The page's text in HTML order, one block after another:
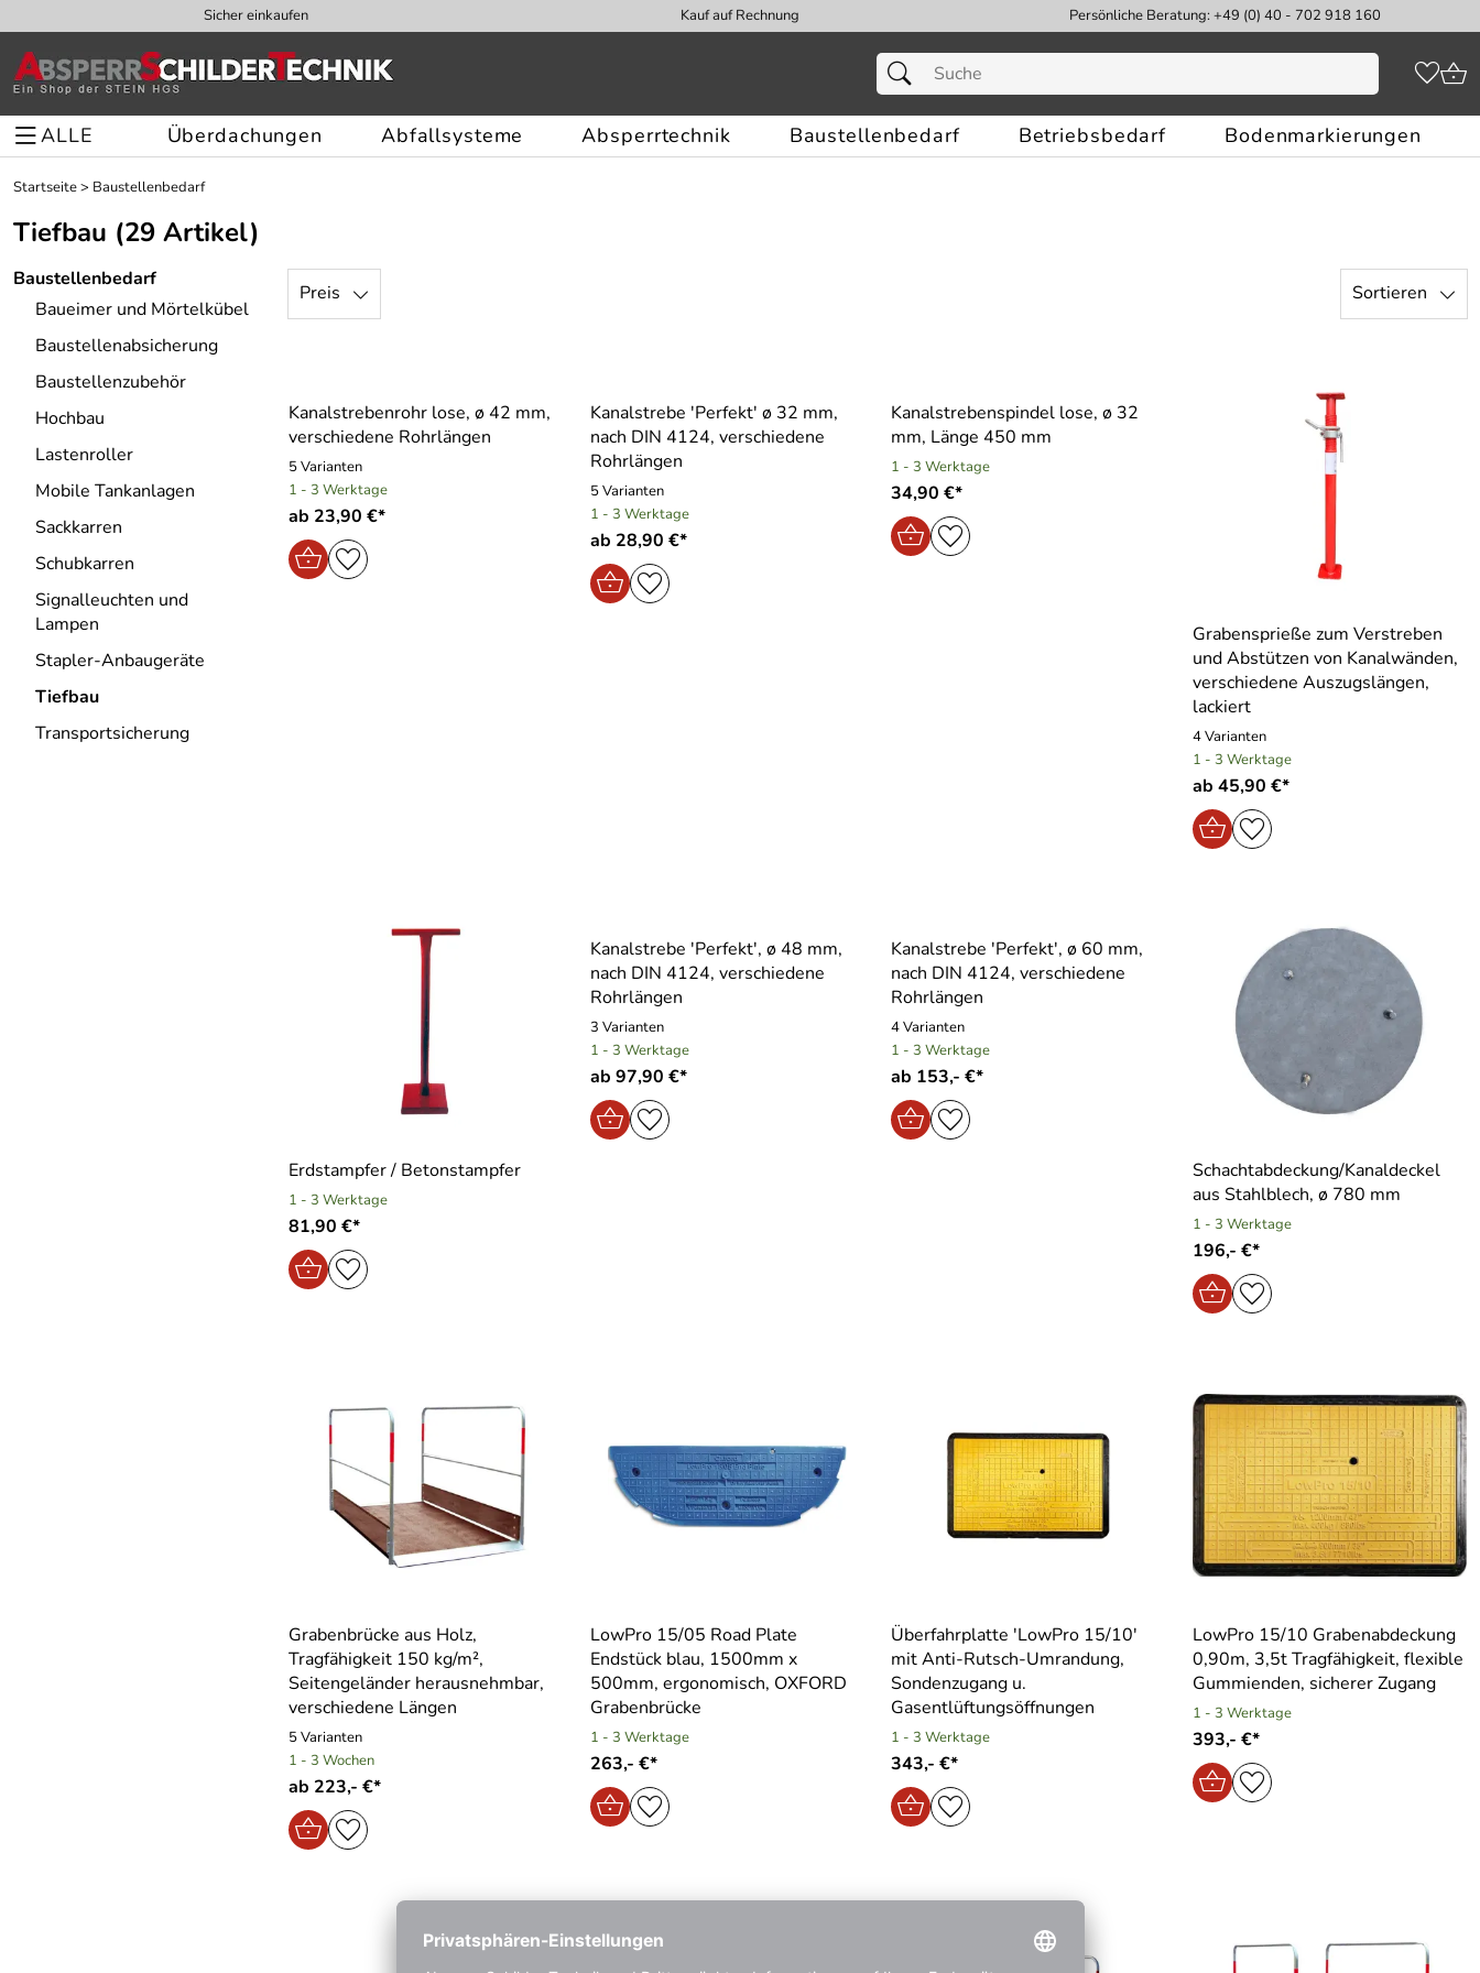
Sicher einkaufen Kauf auf Rechnung Persönliche Beratung: +49 (0) 40 - 702 918 160
ALLE Überdachungen Abfallsysteme Absperrtechnik Baustellenbedarf Betriebsbedarf Bodenmarkierungen
Startseite> Baustellenbedarf
Tiefbau (29 Artikel)
Baustellenbedarf
Baueimer und Mörtelkübel
Baustellenabsicherung
Baustellenzubehör
Hochbau
Lastenroller
Mobile Tankanlagen
Sackkarren
Schubkarren
Signalleuchten und
Lampen
Stapler-Anbaugeräte
Tiefbau
Transportsicherung
Preis Sortieren
Kanalstrebenrohr lose, ø 42 mm,
verschiedene Rohrlängen
5 Varianten
1 - 3 Werktage
ab 23,90 €*
Kanalstrebe ′Perfekt′ ø 32 mm,
nach DIN 4124, verschiedene
Rohrlängen
5 Varianten
1 - 3 Werktage
ab 28,90 €*
Kanalstrebenspindel lose, ø 32
mm, Länge 450 mm
1 - 3 Werktage
34,90 €*
Grabensprieße zum Verstreben
und Abstützen von Kanalwänden,
verschiedene Auszugslängen,
lackiert
4 Varianten
1 - 3 Werktage
ab 45,90 €*
Erdstampfer / Betonstampfer
1 - 3 Werktage
81,90 €*
Kanalstrebe ′Perfekt′, ø 48 mm,
nach DIN 4124, verschiedene
Rohrlängen
3 Varianten
1 - 3 Werktage
ab 97,90 €*
Kanalstrebe ′Perfekt′, ø 60 mm,
nach DIN 4124, verschiedene
Rohrlängen
4 Varianten
1 - 3 Werktage
ab 153,- €*
Schachtabdeckung/Kanaldeckel
aus Stahlblech, ø 780 mm
1 - 3 Werktage
196,- €*
Grabenbrücke aus Holz,
Tragfähigkeit 150 kg/m²,
Seitengeländer herausnehmbar,
verschiedene Längen
5 Varianten
1 - 3 Wochen
ab 223,- €*
LowPro 15/05 Road Plate
Endstück blau, 1500mm x
500mm, ergonomisch, OXFORD
Grabenbrücke
1 - 3 Werktage
263,- €*
Überfahrplatte ′LowPro 15/10′
mit Anti-Rutsch-Umrandung,
Sondenzugang u.
Gasentlüftungsöffnungen
1 - 3 Werktage
343,- €*
LowPro 15/10 Grabenabdeckung
0,90m, 3,5t Tragfähigkeit, flexible
Gummienden, sicherer Zugang
1 - 3 Werktage
393,- €*